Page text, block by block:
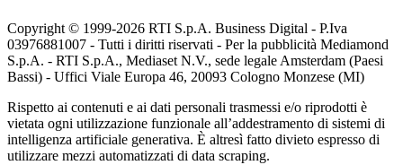
Copyright © 1999-2026 RTI S.p.A. Business Digital - P.Iva
03976881007 - Tutti i diritti riservati - Per la pubblicità Mediamond
S.p.A. - RTI S.p.A., Mediaset N.V., sede legale Amsterdam (Paesi
Bassi) - Uffici Viale Europa 46, 20093 Cologno Monzese (MI)
Rispetto ai contenuti e ai dati personali trasmessi e/o riprodotti è
vietata ogni utilizzazione funzionale all’addestramento di sistemi di
intelligenza artificiale generativa. È altresì fatto divieto espresso di
utilizzare mezzi automatizzati di data scraping.